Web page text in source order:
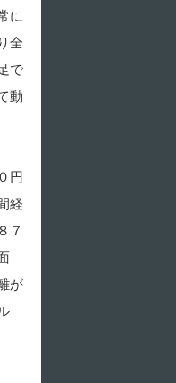
に
全
で
動
円
経
７
が